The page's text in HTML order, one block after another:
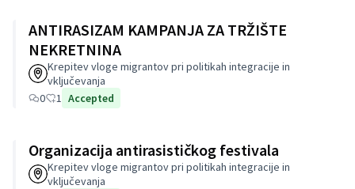
ANTIRASIZAM KAMPANJA ZA TRŽIŠTE
NEKRETNINA
Krepitev vloge migrantov pri politikah integracije in
vključevanja
0
1 Accepted
Organizacija antirasističkog festivala
Krepitev vloge migrantov pri politikah integracije in
vključevanja